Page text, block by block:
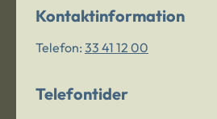
Kontaktinformation
Telefon: 33 41 12 00
Telefontider